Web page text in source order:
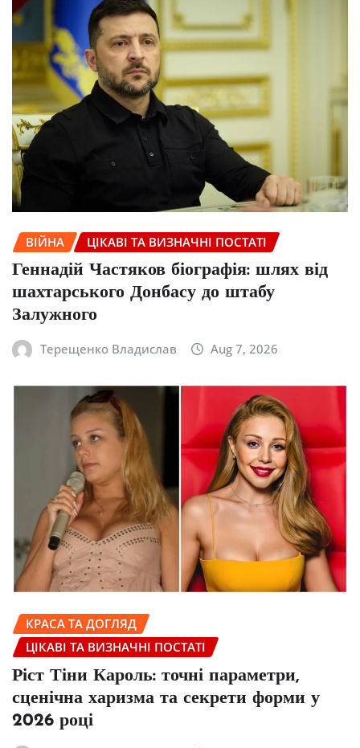
ВІЙНА ЦІКАВІ ТА ВИЗНАЧНІ ПОСТАТІ
Геннадій Частяков біографія: шлях від
шахтарського Донбасу до штабу
Залужного
Терещенко Владислав Aug 7, 2026
КРАСА ТА ДОГЛЯД
ЦІКАВІ ТА ВИЗНАЧНІ ПОСТАТІ
Ріст Тіни Кароль: точні параметри,
сценічна харизма та секрети форми у
2026 році